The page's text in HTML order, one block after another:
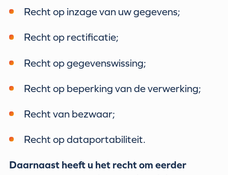
Recht op inzage van uw gegevens;
Recht op rectificatie;
Recht op gegevenswissing;
Recht op beperking van de verwerking;
Recht van bezwaar;
Recht op dataportabiliteit.
Daarnaast heeft u het recht om eerder